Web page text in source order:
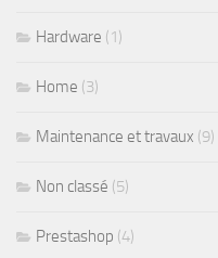
Hardware (1)
Home (3)
Maintenance et travaux (9)
Non classé (5)
Prestashop (4)